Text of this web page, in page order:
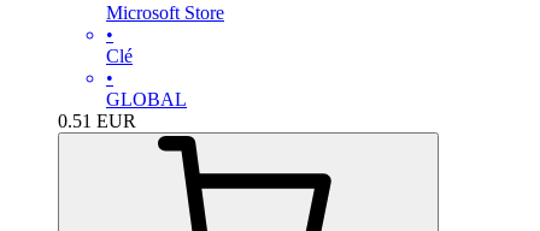
Microsoft Store
•
Clé
•
GLOBAL
0.51 EUR